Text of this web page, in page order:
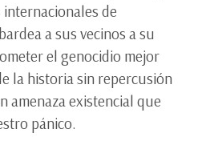
de
a sus vecinos a su
el genocidio mejor
la historia sin repercusión
amenaza existencial que
pánico.